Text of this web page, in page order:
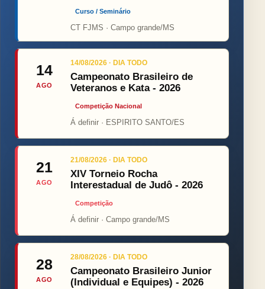
Curso / Seminário
CT FJMS · Campo grande/MS
14
AGO
14/08/2026 · DIA TODO
Campeonato Brasileiro de
Veteranos e Kata - 2026
Competição Nacional
Á definir · ESPIRITO SANTO/ES
21
AGO
21/08/2026 · DIA TODO
XIV Torneio Rocha
Interestadual de Judô - 2026
Competição
Á definir · Campo grande/MS
28
AGO
28/08/2026 · DIA TODO
Campeonato Brasileiro Junior
(Individual e Equipes) - 2026